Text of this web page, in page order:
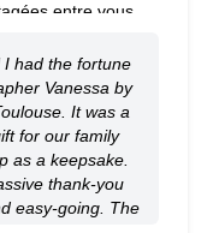
entre vous
prenez le
Découvrez
Vanessa
had the fortune
Vanessa by
It was a
for our family
as a keepsake.
thank-you
easy-going. The